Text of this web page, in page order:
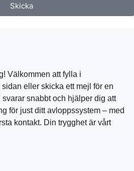
Skicka
Välkommen att fylla i
eller skicka ett mejl för en
snabbt och hjälper dig att
för just ditt avloppssystem – med
kontakt. Din trygghet är vårt